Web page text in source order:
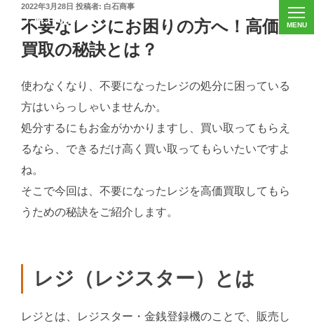
投
稿
日:
2022年3月28日 投稿者: 白石商事
不要なレジにお困りの方へ！高価
買取の秘訣とは？
使わなくなり、不要になったレジの処分に困っている
方はいらっしゃいませんか。
処分するにもお金がかかりますし、買い取ってもらえ
るなら、できるだけ高く買い取ってもらいたいですよ
ね。
そこで今回は、不要になったレジを高価買取してもら
うための秘訣をご紹介します。
レジ（レジスター）とは
レジとは、レジスター・金銭登録機のことで、販売し